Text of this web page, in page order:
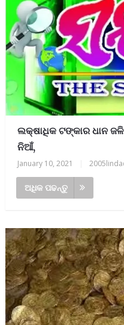
ଲକ୍ଷାଧିକ ଟଙ୍କାର ଧାନ
ନିଆଁ,
January 10, 2021
ଅଧିକ ପଢନ୍ତୁ